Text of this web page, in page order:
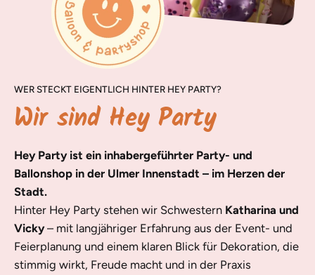
WER STECKT EIGENTLICH HINTER HEY PARTY?
Wir sind Hey Party
Hey Party ist ein inhabergeführter Party- und
Ballonshop in der Ulmer Innenstadt – im Herzen der
Stadt.
Hinter Hey Party stehen wir Schwestern Katharina und
Vicky– mit langjähriger Erfahrung aus der Event- und
Feierplanung und einem klaren Blick für Dekoration, die
stimmig wirkt, Freude macht und in der Praxis